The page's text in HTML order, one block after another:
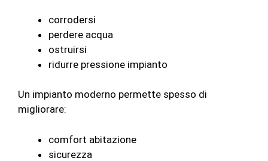
corrodersi
perdere acqua
ostruirsi
ridurre pressione impianto
Un impianto moderno permette spesso di
migliorare:
comfort abitazione
sicurezza